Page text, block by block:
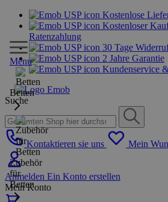
Kostenlose
Kostenloser
Ratenzahlung
30 Tage
2 Jahre Garantie
Kundenservice
Suche
Kontaktieren sie uns Mein
Anmelden Ein Konto erstellen
Mein Konto
Menu
Betten
Zubehör
für
Betten